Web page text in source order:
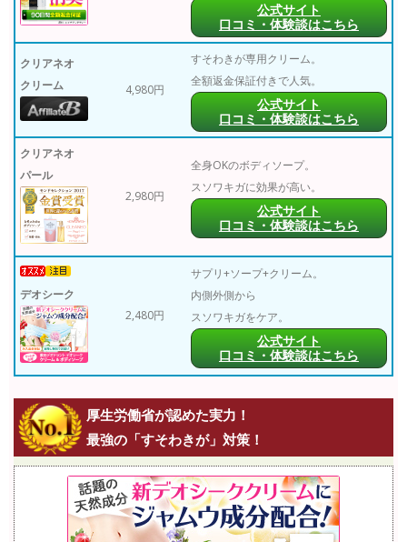
公式サイト
口コミ・体験談はこちら
クリアネオ
クリーム
4,980円
すそわきが専用クリーム。
全額返金保証付きで人気。
公式サイト
口コミ・体験談はこちら
クリアネオ
パール
2,980円
全身OKのボディソープ。
スソワキガに効果が高い。
公式サイト
口コミ・体験談はこちら
デオシーク
2,480円
サプリ+ソープ+クリーム。
内側外側から
スソワキガをケア。
公式サイト
口コミ・体験談はこちら
厚生労働省が認めた実力！
最強の「すそわきが」対策！